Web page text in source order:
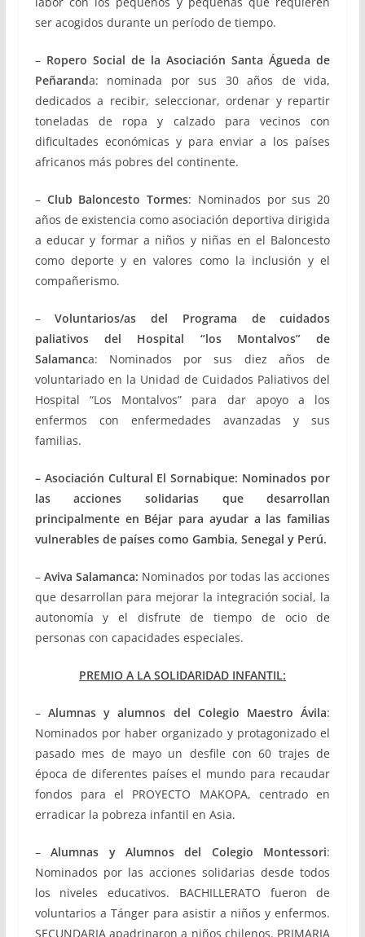
ser acogidos durante un período de tiempo.
– Ropero Social de la Asociación Santa Águeda de
Peñaranda: nominada por sus 30 años de vida,
dedicados a recibir, seleccionar, ordenar y repartir
toneladas de ropa y calzado para vecinos con
dificultades económicas y para enviar a los países
africanos más pobres del continente.
– Club Baloncesto Tormes: Nominados por sus 20
años de existencia como asociación deportiva dirigida
a educar y formar a niños y niñas en el Baloncesto
como deporte y en valores como la inclusión y el
compañerismo.
–Voluntarios/as del Programa de cuidados
paliativos del Hospital “los Montalvos” de
Salamanca: Nominados por sus diez años de
voluntariado en la Unidad de Cuidados Paliativos del
Hospital “Los Montalvos” para dar apoyo a los
enfermos con enfermedades avanzadas y sus
familias.
– Asociación Cultural El Sornabique: Nominados por
las acciones solidarias que desarrollan
principalmente en Béjar para ayudar a las familias
vulnerables de países como Gambia, Senegal y Perú.
– Aviva Salamanca: Nominados por todas las acciones
que desarrollan para mejorar la integración social, la
autonomía y el disfrute de tiempo de ocio de
personas con capacidades especiales.
PREMIO A LA SOLIDARIDAD INFANTIL:
– Alumnas y alumnos del Colegio Maestro Ávila:
Nominados por haber organizado y protagonizado el
pasado mes de mayo un desfile con 60 trajes de
época de diferentes países el mundo para recaudar
fondos para el PROYECTO MAKOPA, centrado en
erradicar la pobreza infantil en Asia.
–Alumnas y Alumnos del Colegio Montessori:
Nominados por las acciones solidarias desde todos
los niveles educativos. BACHILLERATO fueron de
voluntarios a Tánger para asistir a niños y enfermos.
SECUNDARIA apadrinaron a niños chilenos. PRIMARIA